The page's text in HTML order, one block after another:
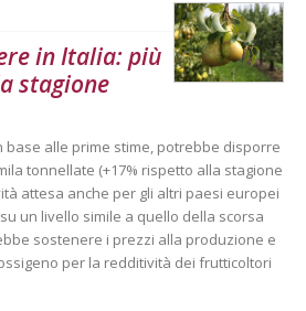
in Italia: più
stagione
base alle prime stime, potrebbe disporre
tonnellate (+17% rispetto alla stagione
attesa anche per gli altri paesi europei
un livello simile a quello della scorsa
sostenere i prezzi alla produzione e
per la redditività dei frutticoltori